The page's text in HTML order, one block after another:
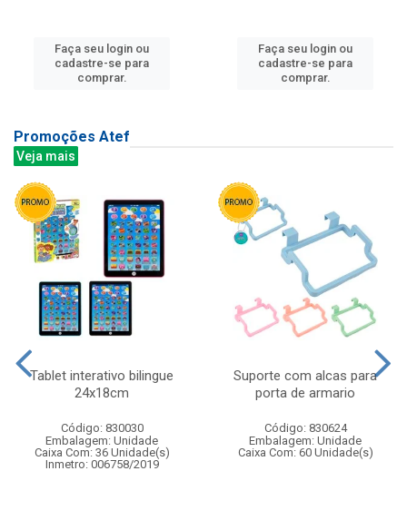
Faça seu login ou
cadastre-se para
comprar.
Faça seu login ou
cadastre-se para
comprar.
Promoções Atef
Veja mais
Tablet interativo bilingue
24x18cm
Código: 830030
Embalagem: Unidade
Caixa Com: 36 Unidade(s)
Inmetro: 006758/2019
Suporte com alcas para
porta de armario
Código: 830624
Embalagem: Unidade
Caixa Com: 60 Unidade(s)